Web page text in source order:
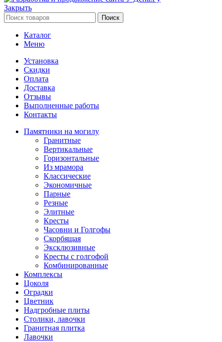
Закрыть
Поиск
Каталог
Меню
Установка
Скидки
Оплата
Доставка
Отзывы
Выполненные работы
Контакты
Памятники на могилу
Гранитные
Вертикальные
Горизонтальные
Из мрамора
Классические
Экономичные
Парные
Резные
Элитные
Кресты
Часовни и Голгофы
Скорбящая
Эксклюзивные
Кресты с голгофой
Комбинированные
Комплексы
Цоколя
Оградки
Цветник
Надгробные плиты
Столики, лавочки
Гранитная плитка
Лавочки